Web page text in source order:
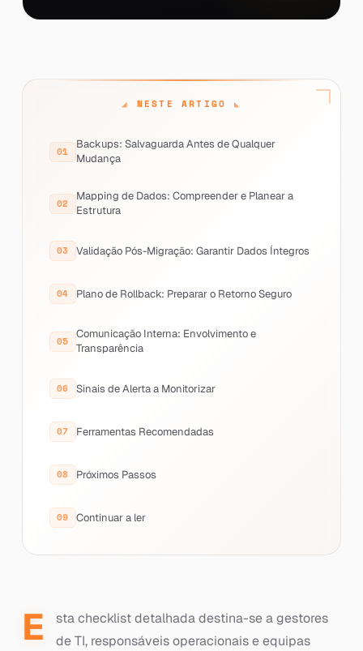
NESTE ARTIGO
Backups: Salvaguarda Antes de Qualquer
Mudança
Mapping de Dados: Compreender e Planear a
Estrutura
Validação Pós-Migração: Garantir Dados Íntegros
Plano de Rollback: Preparar o Retorno Seguro
Comunicação Interna: Envolvimento e
Transparência
Sinais de Alerta a Monitorizar
Ferramentas Recomendadas
Próximos Passos
Continuar a ler
E
sta checklist detalhada destina-se a gestores
de TI, responsáveis operacionais e equipas